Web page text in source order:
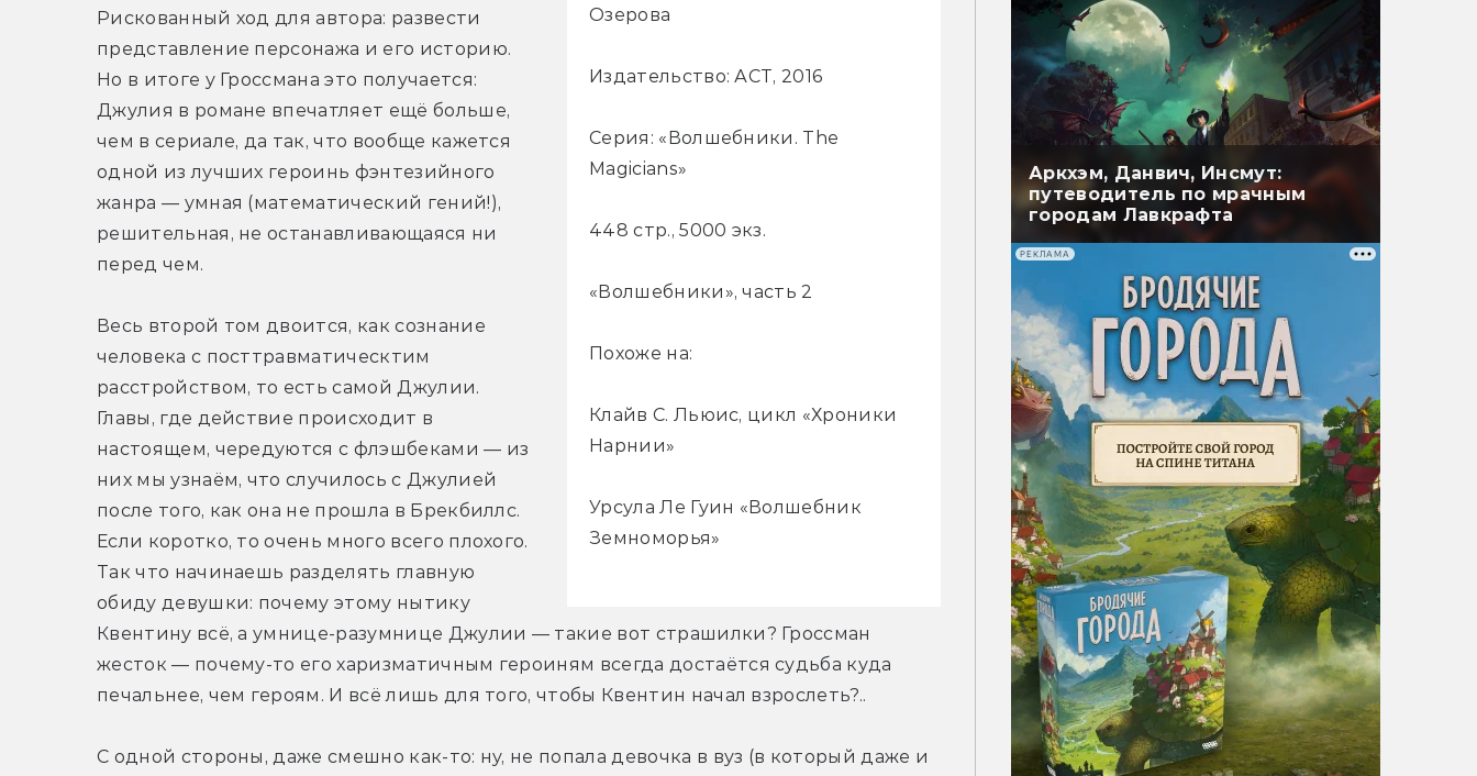
Озерова
Издательство: АСТ, 2016
Серия: «Волшебники. The
Magicians»
448 стр., 5000 экз.
«Волшебники», часть 2
Похоже на:
Клайв С. Льюис, цикл «Хроники
Нарнии»
Урсула Ле Гуин «Волшебник
Земноморья»
Рискованный ход для автора: развести
представление персонажа и его историю.
Но в итоге у Гроссмана это получается:
Джулия в романе впечатляет ещё больше,
чем в сериале, да так, что вообще кажется
одной из лучших героинь фэнтезийного
жанра — умная (математический гений!),
решительная, не останавливающаяся ни
перед чем.
Весь второй том двоится, как сознание
человека с посттравматическтим
расстройством, то есть самой Джулии.
Главы, где действие происходит в
настоящем, чередуются с флэшбеками — из
них мы узнаём, что случилось с Джулией
после того, как она не прошла в Брекбиллс.
Если коротко, то очень много всего плохого.
Так что начинаешь разделять главную
обиду девушки: почему этому нытику
Квентину всё, а умнице-разумнице Джулии — такие вот страшилки? Гроссман
жесток — почему-то его харизматичным героиням всегда достаётся судьба куда
печальнее, чем героям. И всё лишь для того, чтобы Квентин начал взрослеть?..
С одной стороны, даже смешно как-то: ну, не попала девочка в вуз (в который даже и
Аркхэм, Данвич, Инсмут:
путеводитель по мрачным
городам Лавкрафта
РЕКЛАМА